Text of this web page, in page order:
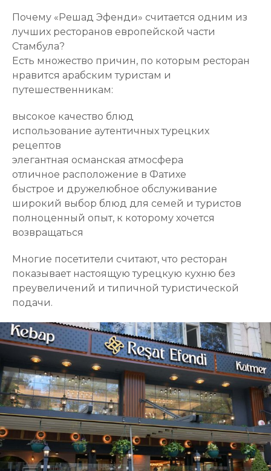
Почему «Решад Эфенди» считается одним из
лучших ресторанов европейской части
Стамбула?
Есть множество причин, по которым ресторан
нравится арабским туристам и
путешественникам:
высокое качество блюд
использование аутентичных турецких
рецептов
элегантная османская атмосфера
отличное расположение в Фатихе
быстрое и дружелюбное обслуживание
широкий выбор блюд для семей и туристов
полноценный опыт, к которому хочется
возвращаться
Многие посетители считают, что ресторан
показывает настоящую турецкую кухню без
преувеличений и типичной туристической
подачи.